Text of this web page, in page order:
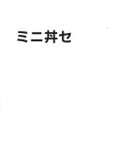
ミニ丼セ